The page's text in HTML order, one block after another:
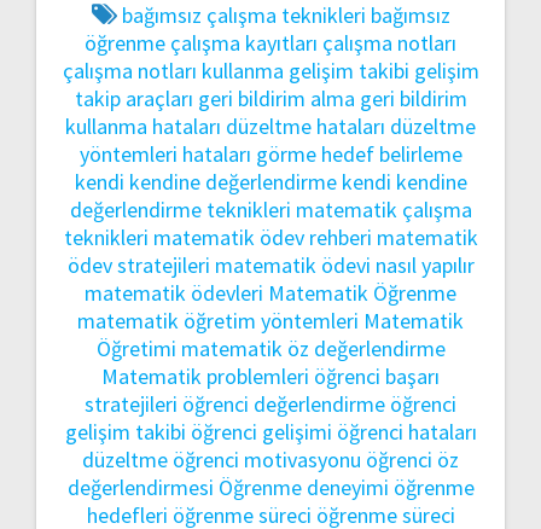
bağımsız çalışma teknikleri bağımsız
öğrenme çalışma kayıtları çalışma notları
çalışma notları kullanma gelişim takibi gelişim
takip araçları geri bildirim alma geri bildirim
kullanma hataları düzeltme hataları düzeltme
yöntemleri hataları görme hedef belirleme
kendi kendine değerlendirme kendi kendine
değerlendirme teknikleri matematik çalışma
teknikleri matematik ödev rehberi matematik
ödev stratejileri matematik ödevi nasıl yapılır
matematik ödevleri Matematik Öğrenme
matematik öğretim yöntemleri Matematik
Öğretimi matematik öz değerlendirme
Matematik problemleri öğrenci başarı
stratejileri öğrenci değerlendirme öğrenci
gelişim takibi öğrenci gelişimi öğrenci hataları
düzeltme öğrenci motivasyonu öğrenci öz
değerlendirmesi Öğrenme deneyimi öğrenme
hedefleri öğrenme süreci öğrenme süreci